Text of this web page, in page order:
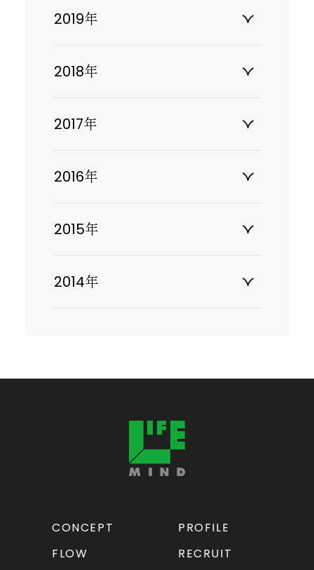
2019年
2018年
2017年
2016年
2015年
2014年
CONCEPT
PROFILE
FLOW
RECRUIT